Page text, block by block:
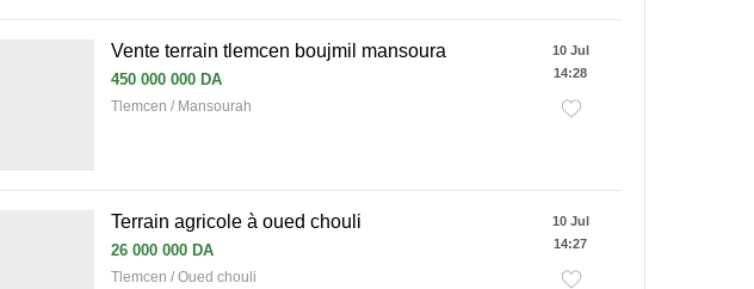
Vente terrain tlemcen boujmil mansoura
450 000 000 DA
Tlemcen / Mansourah
10 Jul
14:28
Terrain agricole à oued chouli
26 000 000 DA
Tlemcen / Oued chouli
10 Jul
14:27